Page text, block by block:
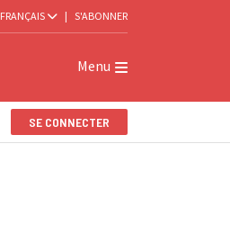
FRANÇAIS | S'ABONNER
Menu
SE CONNECTER